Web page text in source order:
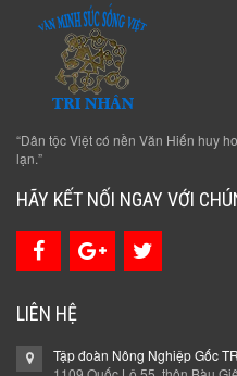
“Dân tộc Việt có nền Văn Hiến huy
lạn.”
HÃY KẾT NỐI NGAY VỚI
LIÊN HỆ
Tập đoàn Nông Nghiệp Gốc